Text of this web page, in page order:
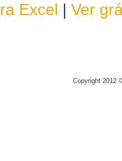
Excel | Ver
Copyright 2012